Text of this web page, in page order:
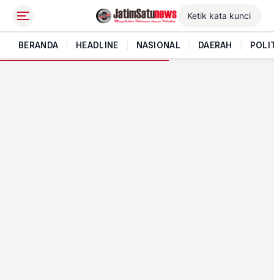
BERANDA HEADLINE NASIONAL DAERAH